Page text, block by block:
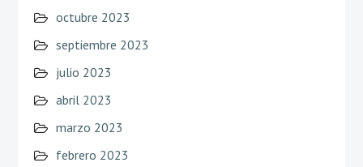
octubre 2023
septiembre 2023
julio 2023
abril 2023
marzo 2023
febrero 2023